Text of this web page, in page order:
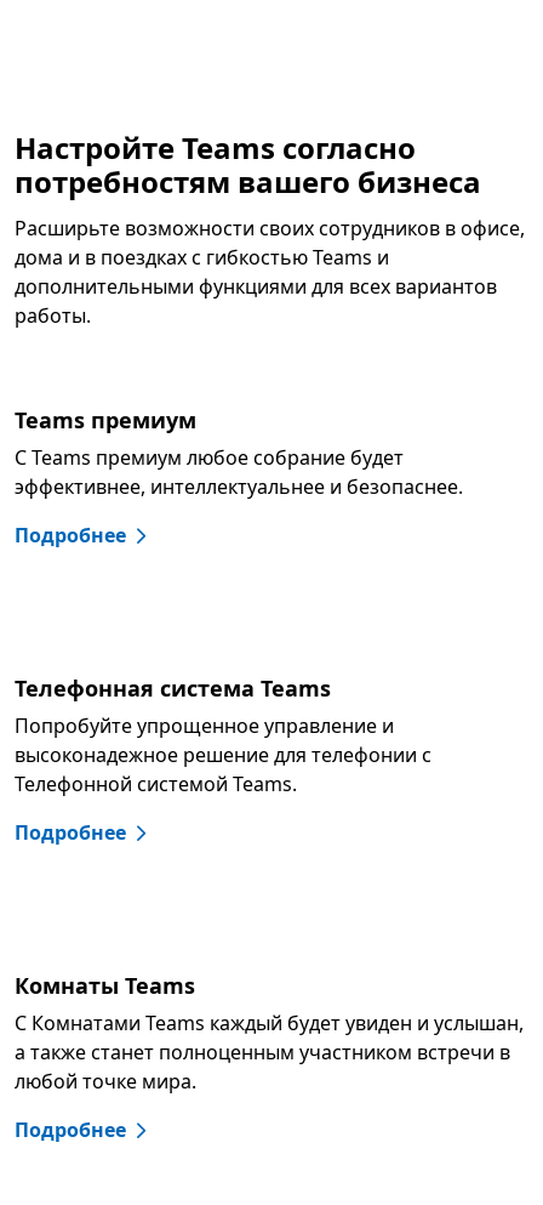
Настройте Teams согласно
потребностям вашего бизнеса
Расширьте возможности своих сотрудников в офисе,
дома и в поездках с гибкостью Teams и
дополнительными функциями для всех вариантов
работы.
Teams премиум
С Teams премиум любое собрание будет
эффективнее, интеллектуальнее и безопаснее.
Подробнее
Телефонная система Teams
Попробуйте упрощенное управление и
высоконадежное решение для телефонии с
Телефонной системой Teams.
Подробнее
Комнаты Teams
С Комнатами Teams каждый будет увиден и услышан,
а также станет полноценным участником встречи в
любой точке мира.
Подробнее